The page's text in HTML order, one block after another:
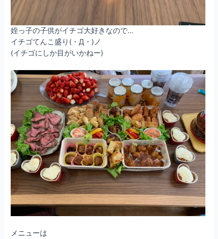
姪っ子の子供がイチゴ大好きなので…
イチゴてんこ盛り(・Д・)ノ
(イチゴにしか目がいかねー)
メニューは